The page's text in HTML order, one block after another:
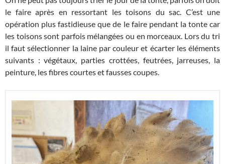
le faire après en ressortant les toisons du sac. C’est une
opération plus fastidieuse que de le faire pendant la tonte car
les toisons sont parfois mélangées ou en morceaux. Lors du tri
il faut sélectionner la laine par couleur et écarter les éléments
suivants : végétaux, parties crottées, feutrées, jarreuses, la
peinture, les fibres courtes et fausses coupes.